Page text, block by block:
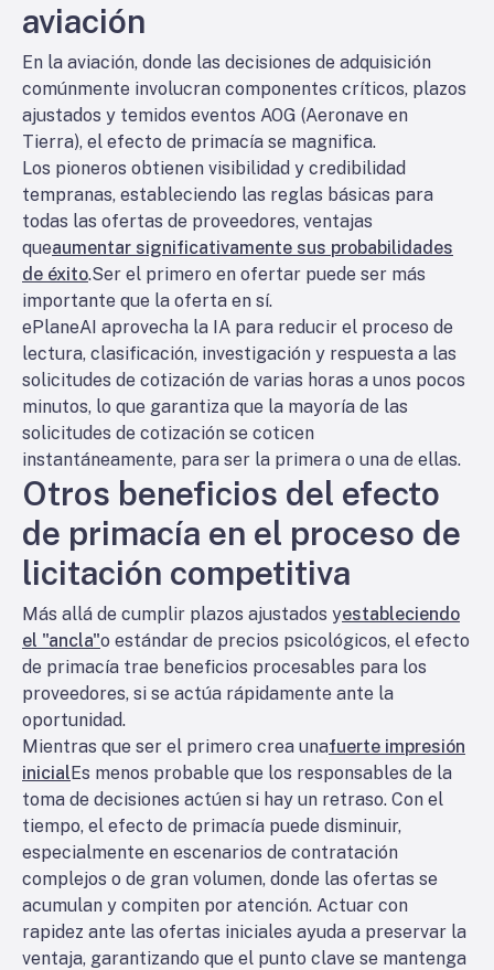
aviación
En la aviación, donde las decisiones de adquisición
comúnmente involucran componentes críticos, plazos
ajustados y temidos eventos AOG (Aeronave en
Tierra), el efecto de primacía se magnifica.
Los pioneros obtienen visibilidad y credibilidad
tempranas, estableciendo las reglas básicas para
todas las ofertas de proveedores, ventajas
queaumentar significativamente sus probabilidades
de éxito.Ser el primero en ofertar puede ser más
importante que la oferta en sí.
ePlaneAI aprovecha la IA para reducir el proceso de
lectura, clasificación, investigación y respuesta a las
solicitudes de cotización de varias horas a unos pocos
minutos, lo que garantiza que la mayoría de las
solicitudes de cotización se coticen
instantáneamente, para ser la primera o una de ellas.
Otros beneficios del efecto
de primacía en el proceso de
licitación competitiva
Más allá de cumplir plazos ajustados yestableciendo
el "ancla"o estándar de precios psicológicos, el efecto
de primacía trae beneficios procesables para los
proveedores, si se actúa rápidamente ante la
oportunidad.
Mientras que ser el primero crea unafuerte impresión
inicialEs menos probable que los responsables de la
toma de decisiones actúen si hay un retraso. Con el
tiempo, el efecto de primacía puede disminuir,
especialmente en escenarios de contratación
complejos o de gran volumen, donde las ofertas se
acumulan y compiten por atención. Actuar con
rapidez ante las ofertas iniciales ayuda a preservar la
ventaja, garantizando que el punto clave se mantenga